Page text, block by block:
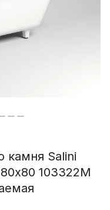
камня Salini
103322M